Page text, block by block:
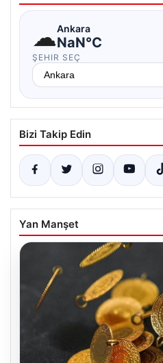
☁Ankara
NaN°C
ŞEHIR SEÇ
Bizi Takip Edin
Yan Manşet